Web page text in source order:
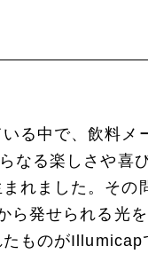
る中で、飲料メ
なる楽しさや喜
れました。その
ら発せられる光
ものがIllumicap